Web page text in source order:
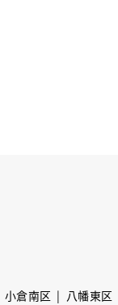
小倉南区 八幡東区